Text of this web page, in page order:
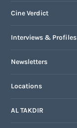
Cine Verdict
Interviews & Profiles
Newsletters
Locations
AL TAKDIR